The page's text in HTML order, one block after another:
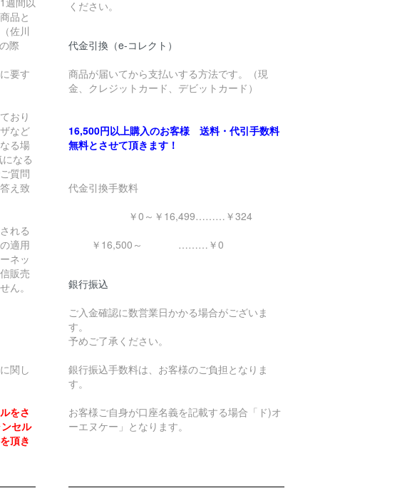
品と
佐川
際
要す
おり
など
る場
なる
質問
え致
れる
適用
ネッ
販売
ん。
関し
をさ
セル
頂き
ください。
代金引換（e-コレクト）
商品が届いてから支払いする方法です。（現
金、クレジットカード、デビットカード）
16,500円以上購入のお客様 送料・代引手数料
無料とさせて頂きます！
代金引換手数料
￥0～￥16,499………￥324
￥16,500～ ………￥0
銀行振込
ご入金確認に数営業日かかる場合がございま
す。
予めご了承ください。
銀行振込手数料は、お客様のご負担となりま
す。
お客様ご自身が口座名義を記載する場合「ド)オ
ーエヌケー」となります。